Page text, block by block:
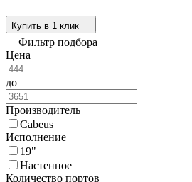
Купить в 1 клик
Фильтр подбора
Цена
до
Производитель
Cabeus
Исполнение
19"
Настенное
Количество портов